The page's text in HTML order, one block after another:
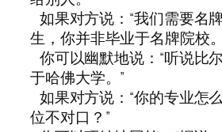
如果对方说：“我们需要名
生，你并非毕业于名牌院校
你可以幽默地说：“听说比
于哈佛大学。”
如果对方说：“你的专业怎
位不对口？”